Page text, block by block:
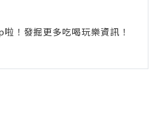
！發掘更多吃喝玩樂資訊！